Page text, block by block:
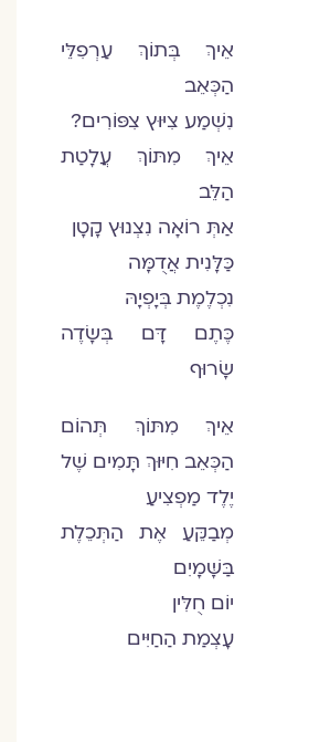
אֵיךְ בְּתוֹךְ עַרְפִלֵּי
הַכְּאֵב
נִשְׁמַע צִיּוּץ צִפּוֹרִים?
אֵיךְ מִתּוֹךְ עֲלָטַת
הַלֵּב
אַתְּ רוֹאָה נִצְנוּץ קָטָן
כַּלָּנִית אֲדֻמָּה
נִכְלֶמֶת בְּיָפְיָהּ
כֶּתֶם דָּם בְּשָׂדֶה
שָׂרוּף
אֵיךְ מִתּוֹךְ תְּהוֹם
הַכְּאֵב חִיּוּךְ תָּמִים שֶׁל
יֶלֶד מַפְצִיעַ
מְבַקֵּעַ אֶת הַתְּכֵלֶת
בַּשָּׁמָיִם
יוֹם חֻלִּין
עָצְמַת הַחַיִּים